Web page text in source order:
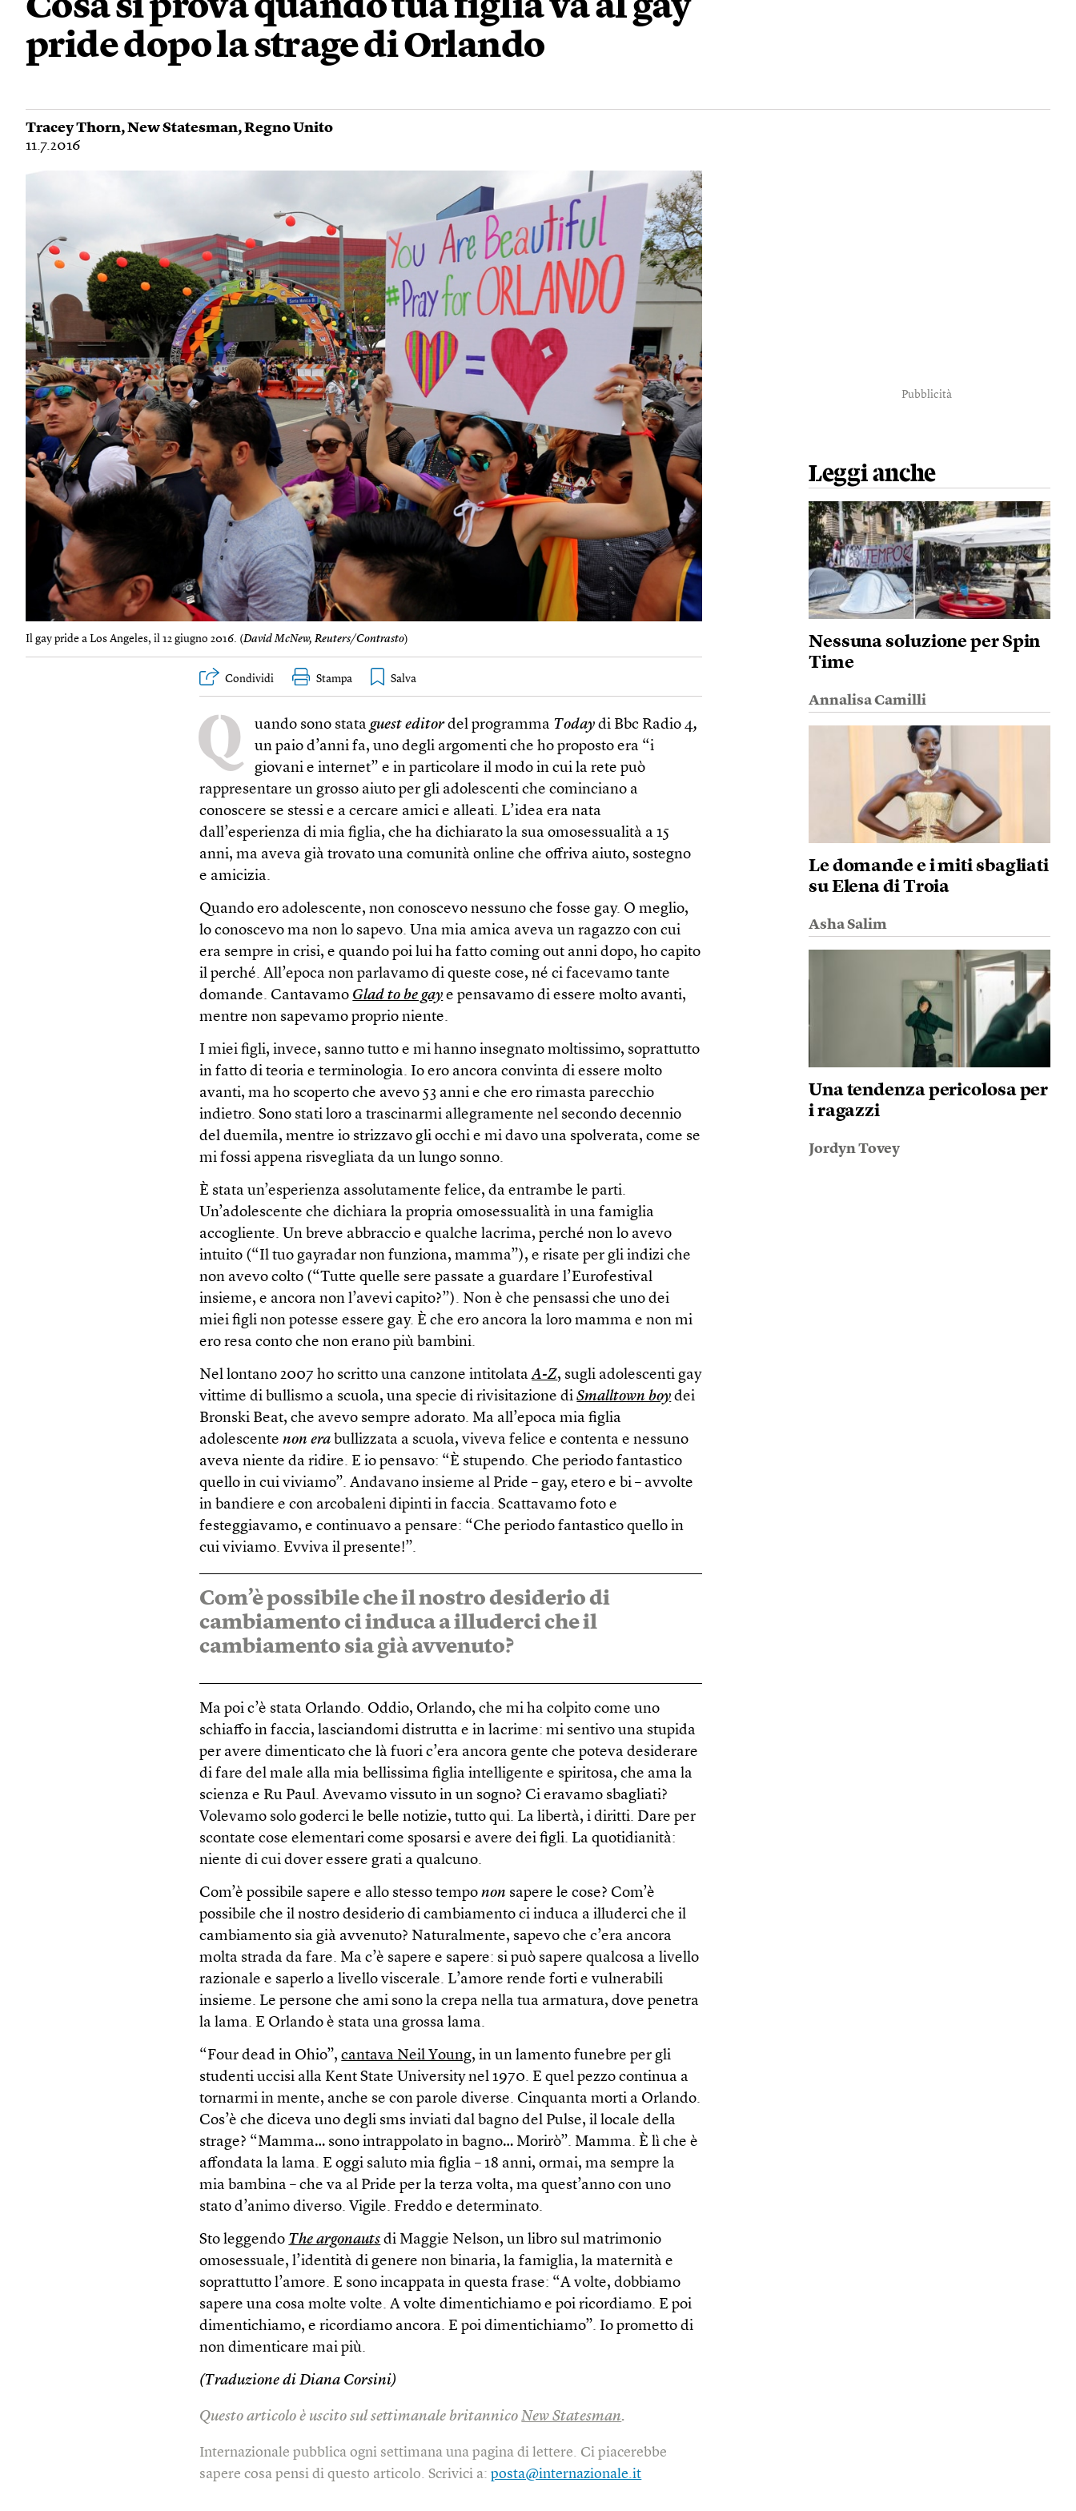
Cosa si prova quando tua figlia va al gay
pride dopo la strage di Orlando
Tracey Thorn,New Statesman,Regno Unito
11.7.2016
Il gay pride a Los Angeles, il 12 giugno 2016. (David McNew, Reuters/Contrasto)
Condividi Stampa
Q uando sono stataguest editordel programma Today di Bbc Radio 4,
un paio d’anni fa, uno degli argomenti che ho proposto era “i
giovani e internet” e in particolare il modo in cui la rete può
rappresentare un grosso aiuto per gli adolescenti che cominciano a
conoscere se stessi e a cercare amici e alleati. L’idea era nata
dall’esperienza di mia figlia, che ha dichiarato la sua omosessualità a 15
anni, ma aveva già trovato una comunità online che offriva aiuto, sostegno
e amicizia.
Quando ero adolescente, non conoscevo nessuno che fosse gay. O meglio,
lo conoscevo ma non lo sapevo. Una mia amica aveva un ragazzo con cui
era sempre in crisi, e quando poi lui ha fatto coming out anni dopo, ho capito
il perché. All’epoca non parlavamo di queste cose, né ci facevamo tante
domande. Cantavamo Glad to be gay e pensavamo di essere molto avanti,
mentre non sapevamo proprio niente.
I miei figli, invece, sanno tutto e mi hanno insegnato moltissimo, soprattutto
in fatto di teoria e terminologia. Io ero ancora convinta di essere molto
avanti, ma ho scoperto che avevo 53 anni e che ero rimasta parecchio
indietro. Sono stati loro a trascinarmi allegramente nel secondo decennio
del duemila, mentre io strizzavo gli occhi e mi davo una spolverata, come se
mi fossi appena risvegliata da un lungo sonno.
È stata un’esperienza assolutamente felice, da entrambe le parti.
Un’adolescente che dichiara la propria omosessualità in una famiglia
accogliente. Un breve abbraccio e qualche lacrima, perché non lo avevo
intuito (“Il tuo gayradar non funziona, mamma”), e risate per gli indizi che
non avevo colto (“Tutte quelle sere passate a guardare l’Eurofestival
insieme, e ancora non l’avevi capito?”). Non è che pensassi che uno dei
miei figli non potesse essere gay. È che ero ancora la loro mamma e non mi
ero resa conto che non erano più bambini.
Nel lontano 2007 ho scritto una canzone intitolataA-Z, sugli adolescenti gay
vittime di bullismo a scuola, una specie di rivisitazione diSmalltown boy dei
Bronski Beat, che avevo sempre adorato. Ma all’epoca mia figlia
adolescentenon era bullizzata a scuola, viveva felice e contenta e nessuno
aveva niente da ridire. E io pensavo: “È stupendo. Che periodo fantastico
quello in cui viviamo”. Andavano insieme al Pride – gay, etero e bi – avvolte
in bandiere e con arcobaleni dipinti in faccia. Scattavamo foto e
festeggiavamo, e continuavo a pensare: “Che periodo fantastico quello in
cui viviamo. Evviva il presente!”.
Com’è possibile che il nostro desiderio di
cambiamento ci induca a illuderci che il
cambiamento sia già avvenuto?
Ma poi c’è stata Orlando. Oddio, Orlando, che mi ha colpito come uno
schiaffo in faccia, lasciandomi distrutta e in lacrime: mi sentivo una stupida
per avere dimenticato che là fuori c’era ancora gente che poteva desiderare
di fare del male alla mia bellissima figlia intelligente e spiritosa, che ama la
scienza e Ru Paul. Avevamo vissuto in un sogno? Ci eravamo sbagliati?
Volevamo solo goderci le belle notizie, tutto qui. La libertà, i diritti. Dare per
scontate cose elementari come sposarsi e avere dei figli. La quotidianità:
niente di cui dover essere grati a qualcuno.
Com’è possibile sapere e allo stesso temponon sapere le cose? Com’è
possibile che il nostro desiderio di cambiamento ci induca a illuderci che il
cambiamento sia già avvenuto? Naturalmente, sapevo che c’era ancora
molta strada da fare. Ma c’è sapere e sapere: si può sapere qualcosa a livello
razionale e saperlo a livello viscerale. L’amore rende forti e vulnerabili
insieme. Le persone che ami sono la crepa nella tua armatura, dove penetra
la lama. E Orlando è stata una grossa lama.
“Four dead in Ohio”,cantava Neil Young, in un lamento funebre per gli
studenti uccisi alla Kent State University nel 1970. E quel pezzo continua a
tornarmi in mente, anche se con parole diverse. Cinquanta morti a Orlando.
Cos’è che diceva uno degli sms inviati dal bagno del Pulse, il locale della
strage? “Mamma… sono intrappolato in bagno… Morirò”. Mamma. È lì che è
affondata la lama. E oggi saluto mia figlia – 18 anni, ormai, ma sempre la
mia bambina – che va al Pride per la terza volta, ma quest’anno con uno
stato d’animo diverso. Vigile. Freddo e determinato.
Sto leggendo The argonauts di Maggie Nelson, un libro sul matrimonio
omosessuale, l’identità di genere non binaria, la famiglia, la maternità e
soprattutto l’amore. E sono incappata in questa frase: “A volte, dobbiamo
sapere una cosa molte volte. A volte dimentichiamo e poi ricordiamo. E poi
dimentichiamo, e ricordiamo ancora. E poi dimentichiamo”. Io prometto di
non dimenticare mai più.
(Traduzione di Diana Corsini)
Questo articolo è uscito sul settimanale britannicoNew Statesman.
Internazionale pubblica ogni settimana una pagina di lettere. Ci piacerebbe
sapere cosa pensi di questo articolo. Scrivici a:posta@internazionale.it
Pubblicità
Leggi anche
Nessuna soluzione per Spin
Time
Annalisa Camilli
Le domande e i miti sbagliati
su Elena di Troia
Asha Salim
Una tendenza pericolosa per
i ragazzi
Jordyn Tovey